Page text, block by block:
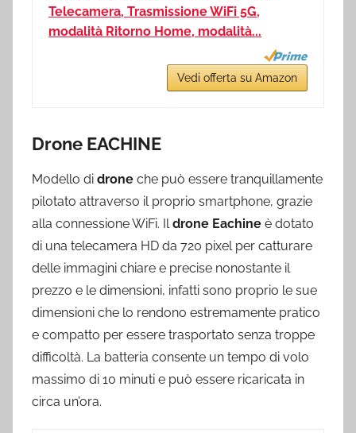
Telecamera, Trasmissione WiFi 5G,
modalità Ritorno Home, modalità...
Vedi offerta su Amazon
Drone EACHINE
Modello di drone che può essere tranquillamente
pilotato attraverso il proprio smartphone, grazie
alla connessione WiFi. Ildrone Eachine è dotato
di una telecamera HD da 720 pixel per catturare
delle immagini chiare e precise nonostante il
prezzo e le dimensioni, infatti sono proprio le sue
dimensioni che lo rendono estremamente pratico
e compatto per essere trasportato senza troppe
difficoltà. La batteria consente un tempo di volo
massimo di 10 minuti e può essere ricaricata in
circa un’ora.